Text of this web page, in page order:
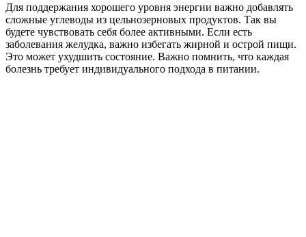
Для поддержания хорошего уровня энергии важно добавлять
сложные углеводы из цельнозерновых продуктов. Так вы
будете чувствовать себя более активными. Если есть
заболевания желудка, важно избегать жирной и острой пищи.
Это может ухудшить состояние. Важно помнить, что каждая
болезнь требует индивидуального подхода в питании.